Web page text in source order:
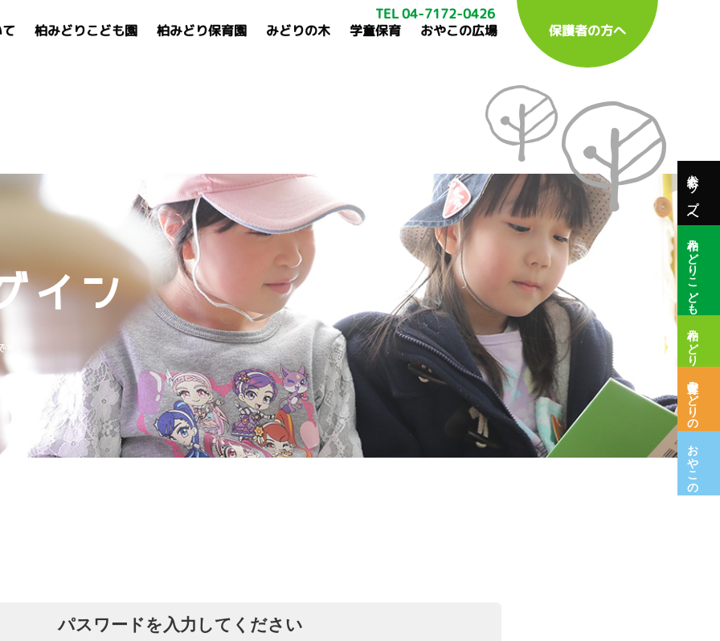
柏みどりこども園 柏みどり保育園 みどりの木 学童保育 おやこの広場 保護者の方へ
TEL 04-7172-0426
総合トップへ
柏みどりこども園
柏みどり保育園
保育室みどりの木
おやこの広場
イン
。
パスワードを入力してください